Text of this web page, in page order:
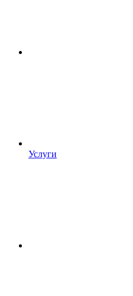
Услуги